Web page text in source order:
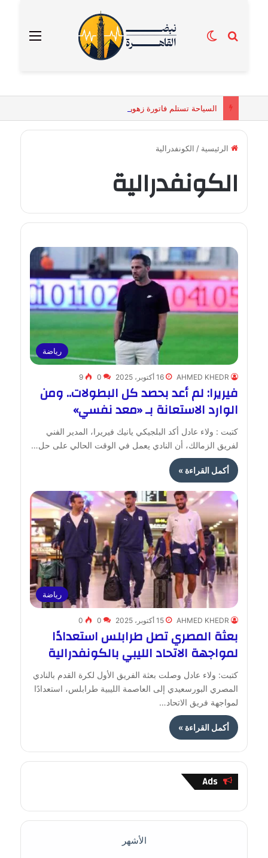
القائمة بحث عنالوضع المظلم
الرئيسية / الكونفدرالية
الكونفدرالية
رياضة
AHMED KHEDR 16 أكتوبر، 2025 0
9
فيريرا: لم أعد بحصد كل البطولات.. ومن
الوارد الاستعانة بـ «معد نفسي»
كتبت : ولاء عادل أكد البلجيكي يانيك فيريرا، المدير الفني
لفريق الزمالك، أن النادي يعمل في الوقت الحالي على حل…
أكمل القراءة »
رياضة
AHMED KHEDR 15 أكتوبر، 2025 0
0
بعثة المصري تصل طرابلس استعدادًا
لمواجهة الاتحاد الليبي بالكونفدرالية
كتبت: ولاء عادل وصلت بعثة الفريق الأول لكرة القدم بالنادي
المصري البورسعيدي إلى العاصمة الليبية طرابلس، استعدادًا
لمواجهة فريق الاتحاد…
أكمل القراءة »
Ads
الأشهر